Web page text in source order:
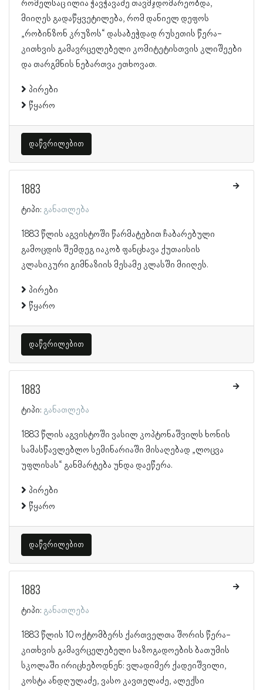
რომელსაც ილია ჭავჭავაძე თავმჯდომარეობდა,
მიიღეს გადაწყვეტილება, რომ დანიელ დეფოს
„რობინზონ კრუზოს“ დასაბეჭდად რუსეთის წერა-
კითხვის გამავრცელებელი კომიტეტისთვის კლიშეები
და თარგმნის ნებართვა ეთხოვათ.
პირები
წყარო
დაწვრილებით
1883
ტიპი: განათლება
1883 წლის აგვისტოში წარმატებით ჩაბარებული
გამოცდის შემდეგ იაკობ ფანცხავა ქუთაისის
კლასიკური გიმნაზიის მესამე კლასში მიიღეს.
პირები
წყარო
დაწვრილებით
1883
ტიპი: განათლება
1883 წლის აგვისტოში ვასილ კოპტონაშვილს ხონის
სამასწავლებლო სემინარიაში მისაღებად „ლოცვა
უფლისას“ განმარტება უნდა დაეწერა.
პირები
წყარო
დაწვრილებით
1883
ტიპი: განათლება
1883 წლის 10 ოქტომბერს ქართველთა შორის წერა-
კითხვის გამავრცელებელი საზოგადოების ბათუმის
სკოლაში ირიცხებოდნენ: ვლადიმერ ქადეიშვილი,
კოსტა ანდღულაძე, ვასო კავთელაძე, ალექსი